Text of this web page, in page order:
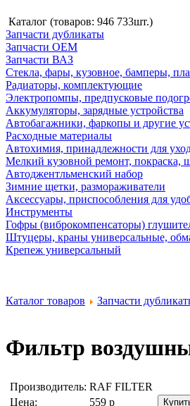
Каталог (товаров: 946 733шт.)
Запчасти дубликаты
Запчасти ОЕМ
Запчасти ВАЗ
Стекла, фары, кузовное, бамперы,
Радиаторы, комплектующие
Электропомпы, предпусковые
Аккумуляторы, зарядные устройства
Автобагажники, фаркопы и другие
Расходные материалы
Автохимия, принадлежности для
Мелкий кузовной ремонт, покраска,
Автоджентльменский набор
Зимние щетки, размораживатели
Аксессуары, приспособления для
Инструменты
Гофры (виброкомпенсаторы)
Штуцеры, краны универсальные,
Крепеж универсальный
Каталог товаров Запчасти
Фильтр
Производитель: RAF FILTER
Цена:
559 р